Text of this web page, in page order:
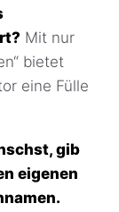
Mit nur
bietet
eine Fülle
gib
eigenen